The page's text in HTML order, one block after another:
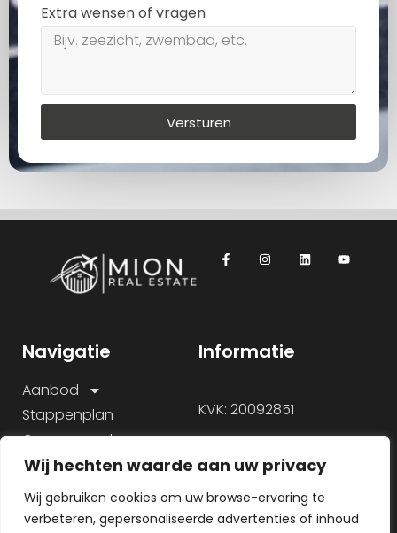
Wij hechten waarde aan uw privacy
Wij gebruiken cookies om uw browse-ervaring te
verbeteren, gepersonaliseerde advertenties of inhoud
Extra wensen of vragen
Versturen
Navigatie
Aanbod
Stappenplan
Onze aanpak
Over ons
Veelgestelde vragen
Informatie
KVK: 20092851